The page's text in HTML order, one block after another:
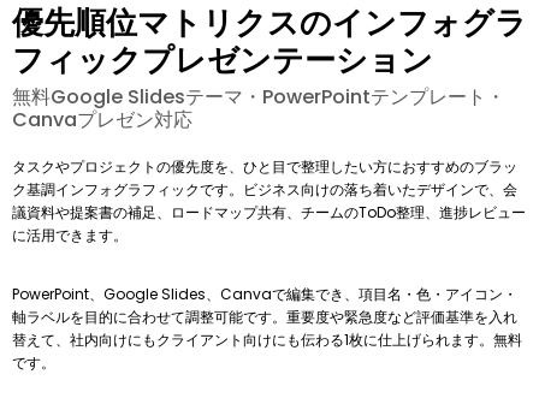
優先順位マトリクスのインフォグラ
フィックプレゼンテーション
無料Google Slidesテーマ・PowerPointテンプレート・
Canvaプレゼン対応
タスクやプロジェクトの優先度を、ひと目で整理したい方におすすめのブラッ
ク基調インフォグラフィックです。ビジネス向けの落ち着いたデザインで、会
議資料や提案書の補足、ロードマップ共有、チームのToDo整理、進捗レビュー
に活用できます。
PowerPoint、Google Slides、Canvaで編集でき、項目名・色・アイコン・
軸ラベルを目的に合わせて調整可能です。重要度や緊急度など評価基準を入れ
替えて、社内向けにもクライアント向けにも伝わる1枚に仕上げられます。無料
です。